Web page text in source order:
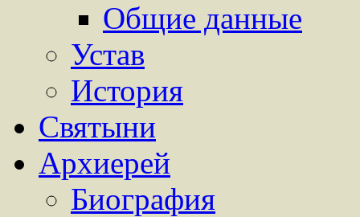
Общие данные
Устав
История
Святыни
Архиерей
Биография